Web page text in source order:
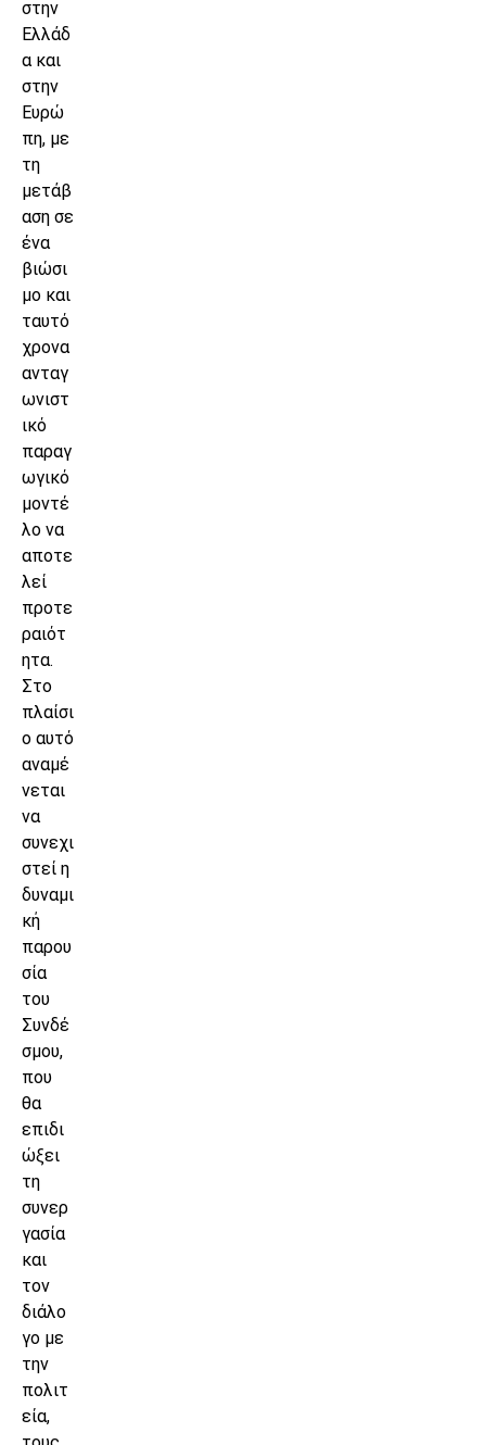
στην
Ελλάδ
α και
στην
Ευρώ
πη, με
τη
μετάβ
αση σε
ένα
βιώσι
μο και
ταυτό
χρονα
ανταγ
ωνιστ
ικό
παραγ
ωγικό
μοντέ
λο να
αποτε
λεί
προτε
ραιότ
ητα.
Στο
πλαίσι
ο αυτό
αναμέ
νεται
να
συνεχι
στεί η
δυναμι
κή
παρου
σία
του
Συνδέ
σμου,
που
θα
επιδι
ώξει
τη
συνερ
γασία
και
τον
διάλο
γο με
την
πολιτ
εία,